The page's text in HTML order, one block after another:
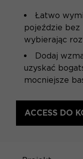
Łatwo
pojeździe
wybierając
Dodaj
uzyskać
mocniejsze
ACCESS DO